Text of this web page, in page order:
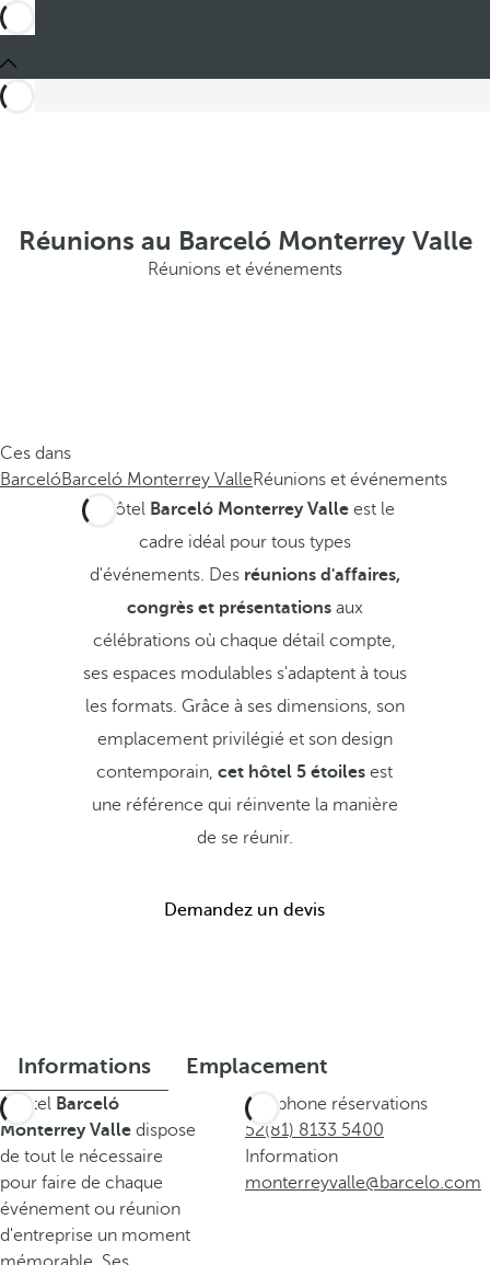
Réunions au Barceló Monterrey Valle
Réunions et événements
Ces dans
BarcelóBarceló Monterrey ValleRéunions et événements
L'hôtel Barceló Monterrey Valle est le
cadre idéal pour tous types
d'événements. Des réunions d'affaires,
congrès et présentationsaux
célébrations où chaque détail compte,
ses espaces modulables s'adaptent à tous
les formats. Grâce à ses dimensions, son
emplacement privilégié et son design
contemporain,cet hôtel 5 étoiles est
une référence qui réinvente la manière
de se réunir.
Demandez un devis
Informations Emplacement
L'hôtel Barceló
Monterrey Valle dispose
de tout le nécessaire
pour faire de chaque
événement ou réunion
d'entreprise un moment
Téléphone réservations
52(81) 8133 5400
Information
monterreyvalle@barcelo.com